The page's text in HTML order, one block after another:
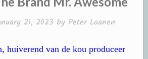
21, 2023 by Peter Laanen
huiverend van de kou produceer